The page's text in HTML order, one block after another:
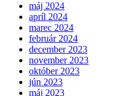
máj 2024
apríl 2024
marec 2024
február 2024
december 2023
november 2023
október 2023
jún 2023
máj 2023